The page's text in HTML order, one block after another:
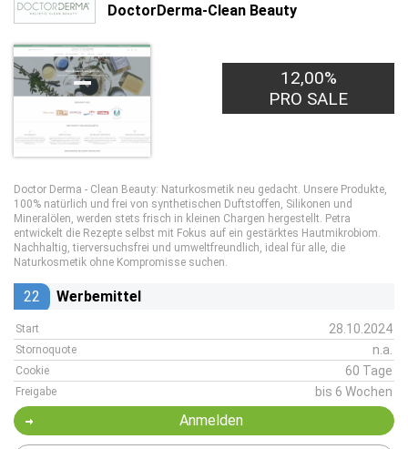
DoctorDerma-Clean Beauty
12,00%
PRO SALE
Doctor Derma - Clean Beauty: Naturkosmetik neu gedacht. Unsere Produkte,
100% natürlich und frei von synthetischen Duftstoffen, Silikonen und
Mineralölen, werden stets frisch in kleinen Chargen hergestellt. Petra
entwickelt die Rezepte selbst mit Fokus auf ein gestärktes Hautmikrobiom.
Nachhaltig, tierversuchsfrei und umweltfreundlich, ideal für alle, die
Naturkosmetik ohne Kompromisse suchen.
22 Werbemittel
Start 28.10.2024
Stornoquote n.a.
Cookie 60 Tage
Freigabe bis 6 Wochen
Anmelden